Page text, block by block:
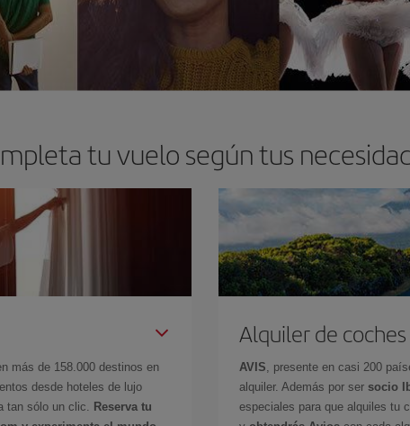
tu vuelo según tus
más de 158.000 destinos en
desde hoteles de lujo
tan sólo un clic.
Reserva tu
Alquiler de coches
AVIS , presente en casi 200
alquiler. Además por ser socio
especiales para que alquiles tu